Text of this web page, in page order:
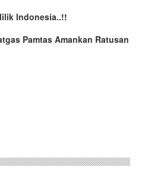
Indonesia..!!
Pamtas Amankan Ratusan